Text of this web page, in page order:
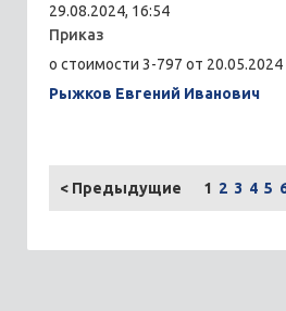
29.08.2024, 16:54
Приказ
о стоимости 3-797 от
Рыжков Евгений Иванович
< Предыдущие 1 2 3 4 5